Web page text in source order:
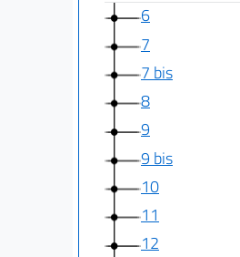
6
7
7 bis
8
9
9 bis
10
11
12